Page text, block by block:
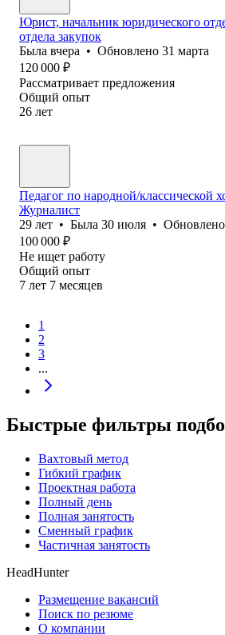
Юрист, начальник юридического
отдела закупок
Была вчера • Обновлено 31 марта
120 000 ₽
Рассматривает предложения
Общий опыт
26 лет
Педагог по народной/классической
Журналист
29 лет • Была 30 июля • Обновлено
100 000 ₽
Не ищет работу
Общий опыт
7 лет 7 месяцев
1
2
3
...
Быстрые фильтры
Вахтовый метод
Гибкий график
Проектная работа
Полный день
Полная занятость
Сменный график
Частичная занятость
HeadHunter
Размещение вакансий
Поиск по резюме
О компании